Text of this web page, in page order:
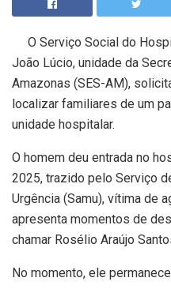
O Serviço Social do
João Lúcio, unidade da
Amazonas (SES-AM),
localizar familiares de um
unidade hospitalar.
O homem deu entrada no
2025, trazido pelo Serviço
Urgência (Samu), vítima de
apresenta momentos de
chamar Rosélio Araújo
No momento, ele